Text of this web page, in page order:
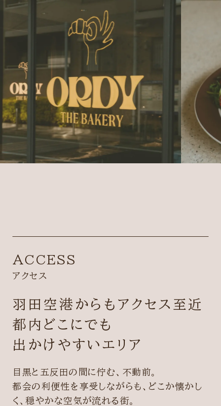
ACCESS
アクセス
羽田空港からもアクセス至近
都内どこにでも
出かけやすいエリア
目黒と五反田の間に佇む、不動前。
都会の利便性を享受しながらも、どこか懐かし
く、穏やかな空気が流れる街。